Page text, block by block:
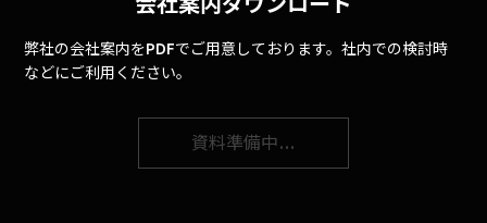
弊社の会社案内をPDFでご用意しております。社内での検討時
などにご利用ください。
資料準備中…